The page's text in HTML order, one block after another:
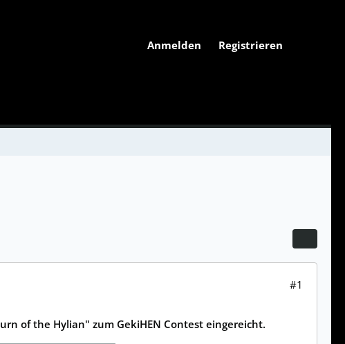
Anmelden Registrieren
#1
of the Hylian" zum GekiHEN Contest eingereicht.